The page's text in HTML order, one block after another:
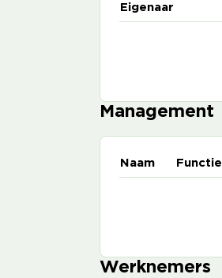
Eigenaar
Management
Naam Functie
Werknemers